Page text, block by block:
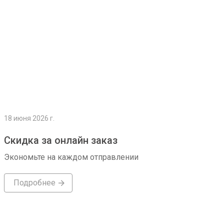
18 июня 2026 г.
Скидка за онлайн заказ
Экономьте на каждом отправлении
Подробнее